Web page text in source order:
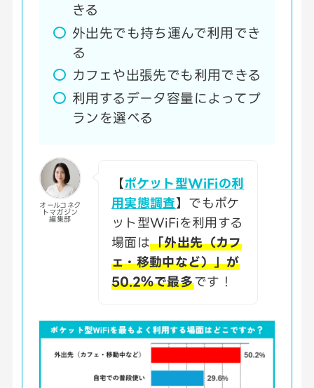
きる
外出先でも持ち運んで利用でき
る
カフェや出張先でも利用できる
利用するデータ容量によってプ
ランを選べる
オールコネク
トマガジン
編集部
【ポケット型WiFiの利
用実態調査】でもポケ
ット型WiFiを利用する
場面は「外出先（カフ
ェ・移動中など）」が
50.2％で最多です！